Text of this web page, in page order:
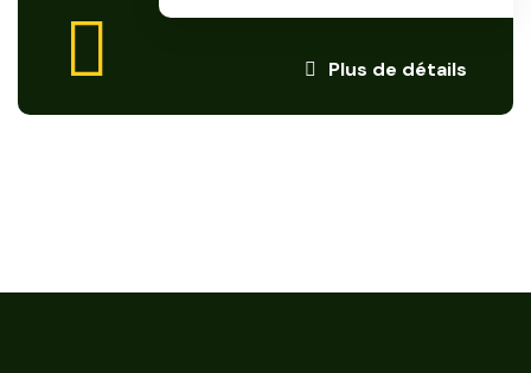
Plus de détails